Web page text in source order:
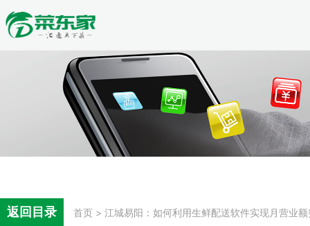
返回目录 首页 > 江城易阳：如何利用生鲜配送软件实现月营业